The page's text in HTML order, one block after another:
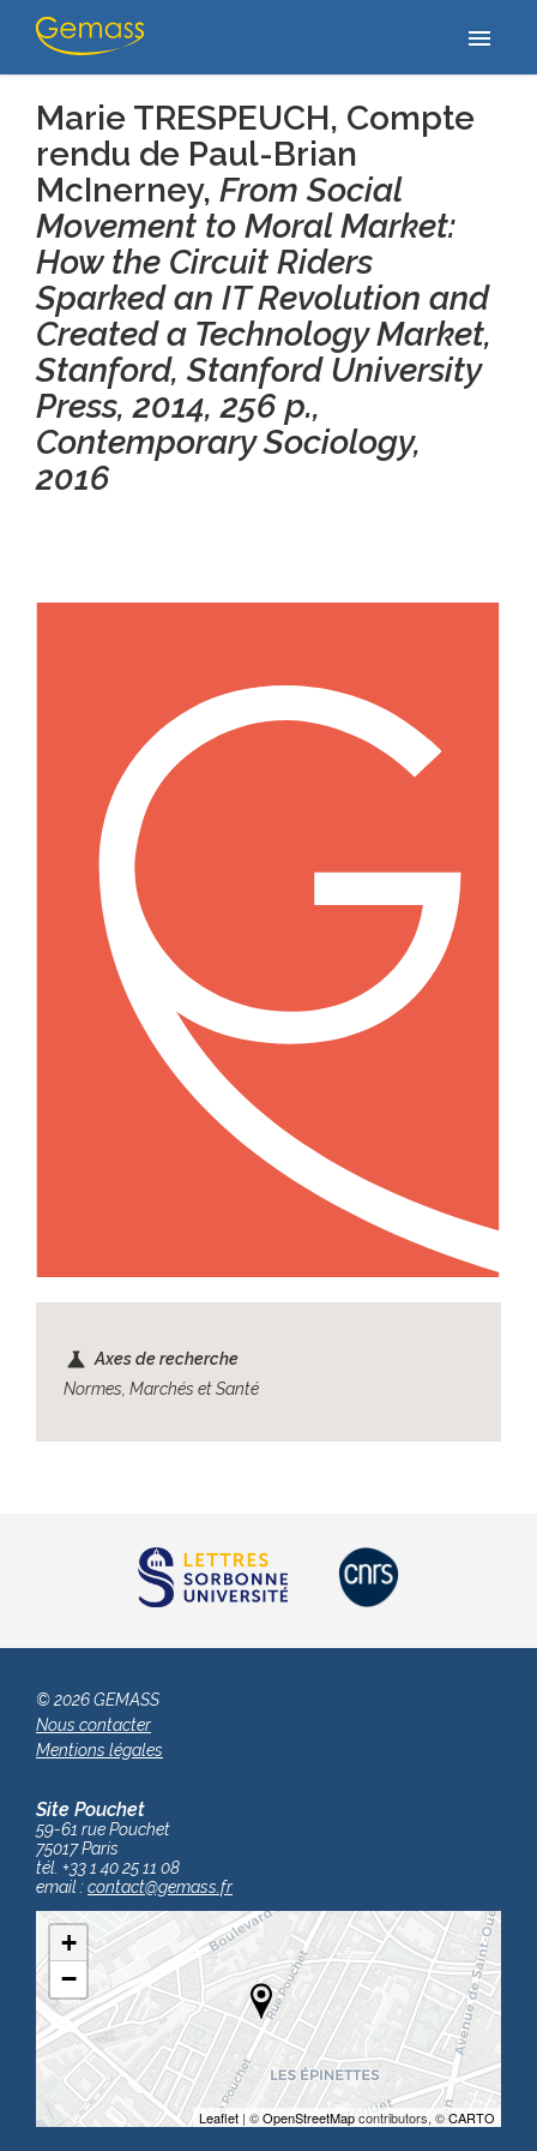
menu
Accueil/Publications
Brian McInerney, From Social Movement to Moral Market: How the…
Marie TRESPEUCH, Compte
rendu de Paul-Brian
McInerney, From Social
Movement to Moral Market:
How the Circuit Riders
Sparked an IT Revolution and
Created a Technology Market,
Stanford, Stanford University
Press, 2014, 256 p.,
Contemporary Sociology,
2016
science Axes de recherche
Normes, Marchés et Santé
Site Pouchet
59-61 rue Pouchet
75017 Paris
tél. +33 1 40 25 11 08
email :contact@gemass.fr
+
−
Leaflet | ©OpenStreetMapcontributors, ©CARTO
© 2026 GEMASS
Nous contacter
Mentions légales